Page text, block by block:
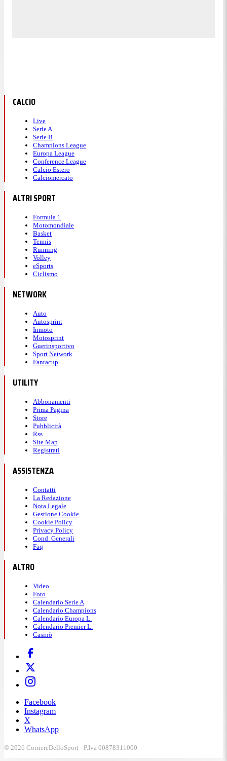
CALCIO
Live
Serie A
Serie B
Champions League
Europa League
Conference League
Calcio Estero
Calciomercato
ALTRI SPORT
Formula 1
Motomondiale
Basket
Tennis
Running
Volley
eSports
Ciclismo
NETWORK
Auto
Autosprint
Inmoto
Motosprint
Guerinsportivo
Sport Network
Fantacup
UTILITY
Abbonamenti
Prima Pagina
Store
Pubblicità
Rss
Site Map
Registrati
ASSISTENZA
Contatti
La Redazione
Nota Legale
Gestione Cookie
Cookie Policy
Privacy Policy
Cond. Generali
Faq
ALTRO
Video
Foto
Calendario Serie A
Calendario Champions
Calendario Europa L.
Calendario Premier L.
Casinò
Facebook
Instagram
X
WhatsApp
© 2026 CorriereDelloSport - P.Iva 00878311000